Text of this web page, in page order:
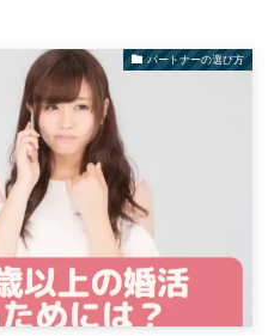
パートナーの選び方